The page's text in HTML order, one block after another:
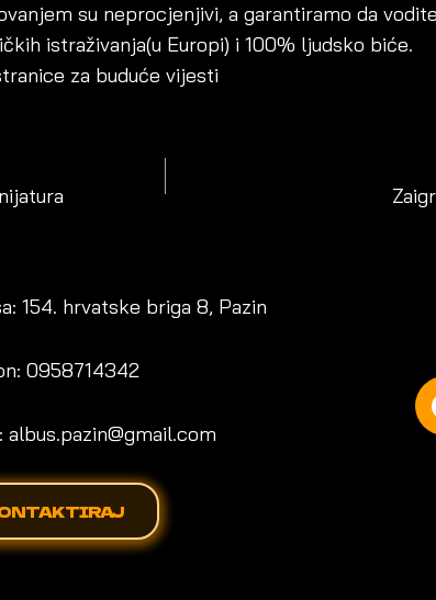
su neprocjenjivi, a garantiramo da
istraživanja(u Europi) i 100% ljudsko biće.
za buduće vijesti
154. hrvatske briga 8, Pazin
0958714342
albus.pazin@gmail.com